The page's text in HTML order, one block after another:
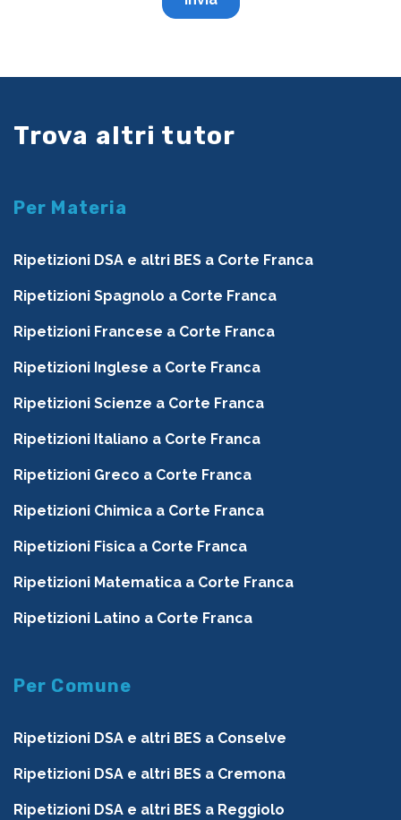
Trova altri tutor
Per Materia
Ripetizioni DSA e altri BES a Corte Franca
Ripetizioni Spagnolo a Corte Franca
Ripetizioni Francese a Corte Franca
Ripetizioni Inglese a Corte Franca
Ripetizioni Scienze a Corte Franca
Ripetizioni Italiano a Corte Franca
Ripetizioni Greco a Corte Franca
Ripetizioni Chimica a Corte Franca
Ripetizioni Fisica a Corte Franca
Ripetizioni Matematica a Corte Franca
Ripetizioni Latino a Corte Franca
Per Comune
Ripetizioni DSA e altri BES a Conselve
Ripetizioni DSA e altri BES a Cremona
Ripetizioni DSA e altri BES a Reggiolo